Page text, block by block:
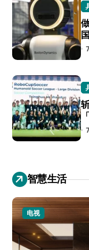
智慧生活
电视